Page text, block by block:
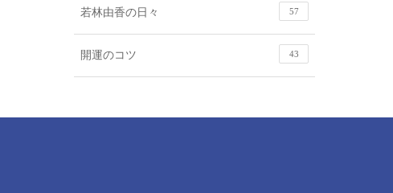
若林由香の日々 57
開運のコツ 43